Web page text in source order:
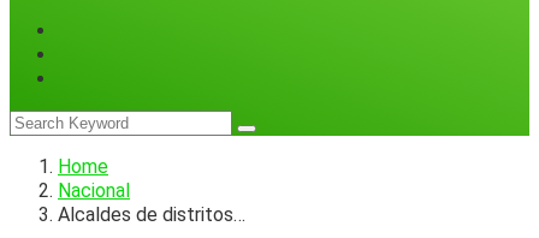
Home
Nacional
Alcaldes de distritos…